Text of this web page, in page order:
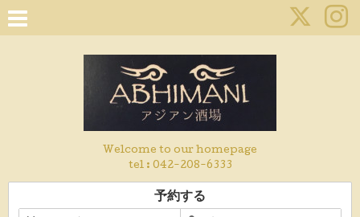
Welcome to our homepage
tel : 042-208-6333
予約する